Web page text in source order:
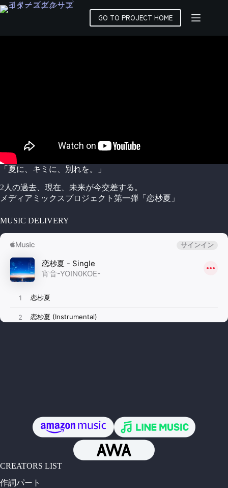
コ
ン
ン
GO TO PROJECT HOME
「夏に、キミに、別れを。」
2人の過去、現在、未来が今交差する。
メディアミックスプロジェクト第一弾「恋杪夏」
MUSIC DELIVERY
CREATORS LIST
作詞パート